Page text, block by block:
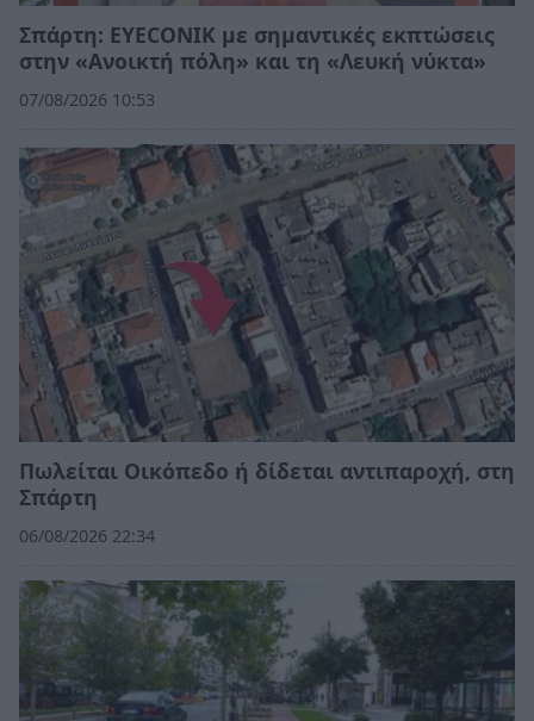
Σπάρτη: EYECONIK με σημαντικές εκπτώσεις
στην «Ανοικτή πόλη» και τη «Λευκή νύκτα»
07/08/2026 10:53
Πωλείται Οικόπεδο ή δίδεται αντιπαροχή, στη
Σπάρτη
06/08/2026 22:34